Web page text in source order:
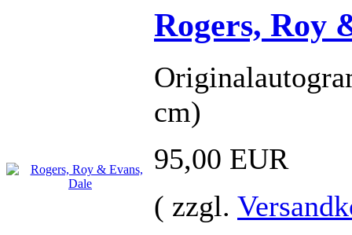
Rogers, Roy
cm)
95,00 EUR
( zzgl.